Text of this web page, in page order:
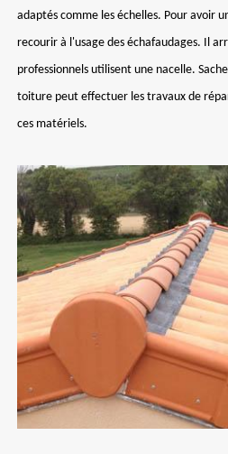
adaptés comme les échelles. Pour avoir
recourir à l'usage des échafaudages. Il
professionnels utilisent une nacelle.
toiture peut effectuer les travaux de
ces matériels.